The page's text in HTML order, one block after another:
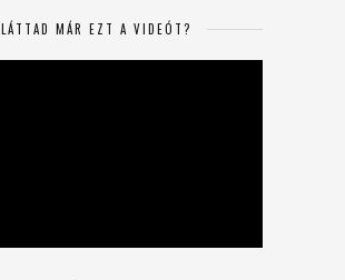
LÁTTAD MÁR EZT A VIDEÓT?